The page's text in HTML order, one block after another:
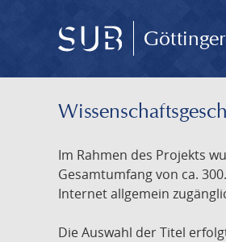
Im Rahmen des Projekts
Gesamtumfang von ca.
Internet allgemein
Die Auswahl der Titel